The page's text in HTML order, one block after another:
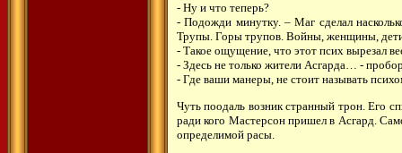
- Ну и что теперь?
- Подожди минутку. – Маг сделал
Трупы. Горы трупов. Войны, женщины,
- Такое ощущение, что этот псих вырезал
- Здесь не только жители Асгарда… -
- Где ваши манеры, не стоит называть
Чуть поодаль возник странный трон. Его
ради кого Мастерсон пришел в Асгард.
определимой расы.